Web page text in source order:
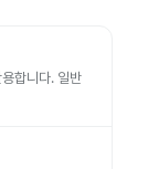
합니다. 일반